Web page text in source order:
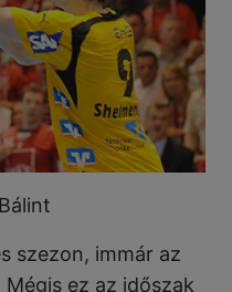
szezon, immár az
Mégis ez az időszak